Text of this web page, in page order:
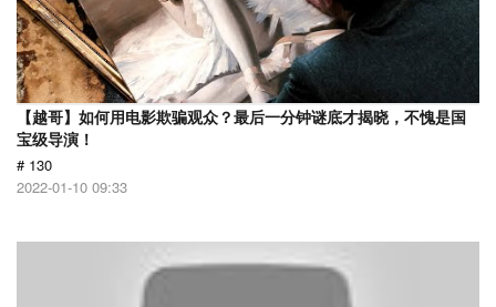
【越哥】如何用电影欺骗观众？最后一分钟谜底才揭晓，不愧是国
宝级导演！
# 130
2022-01-10 09:33